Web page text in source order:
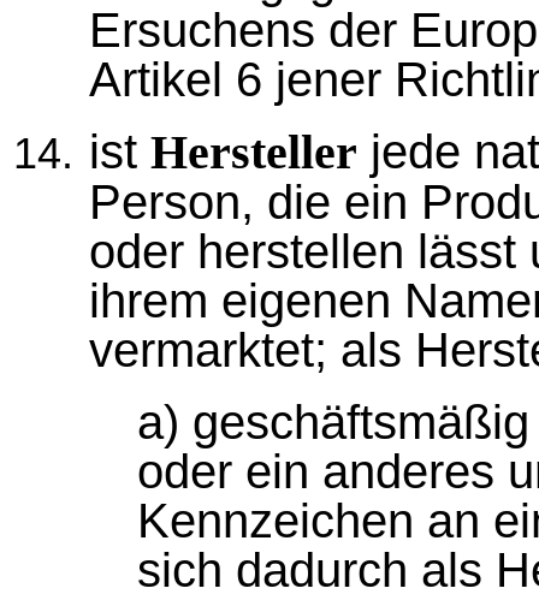
Ersuchens der
Artikel 6 jener
ist Hersteller jede
Person, die ein
oder herstellen lässt
ihrem eigenen
vermarktet; als
a)
oder ein anderes
Kennzeichen an
sich dadurch als